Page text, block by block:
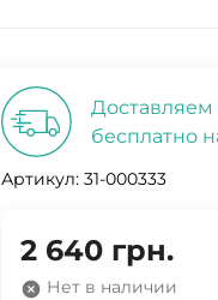
бесплатно
Артикул: 31-000333
2 640 грн.
Нет в наличии